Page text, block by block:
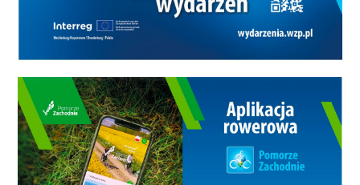
mieszkania i pracę. Kierowca na parkingi. Rowerzysta
na drogi rowerowe. A mieszkaniec po prostu zapyta:
w metropolię. Nie stał się też miastem z pocztówki, w
którym wszystkie problemy rozwiązano jednym
programem rewitalizacji. Jest za to miastem bardziej
rozległym, bogatszym w budżetowych liczbach,
aktywniejszym gospodarczo, ale jednocześnie